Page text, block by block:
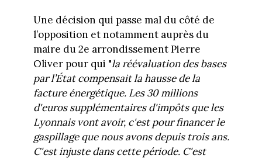
Une décision qui passe mal du côté de
l’opposition et notamment auprès du
maire du 2e arrondissement Pierre
Oliver pour qui "la réévaluation des bases
par l’État compensait la hausse de la
facture énergétique. Les 30 millions
d'euros supplémentaires d'impôts que les
Lyonnais vont avoir, c'est pour financer le
gaspillage que nous avons depuis trois ans.
C'est injuste dans cette période. C'est